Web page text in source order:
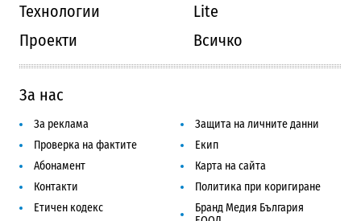
Технологии
Lite
Проекти
Всичко
За нас
За реклама
Защита на личните данни
Проверка на фактите
Екип
Абонамент
Карта на сайта
Контакти
Политика при коригиране
Етичен кодекс
Бранд Медия България